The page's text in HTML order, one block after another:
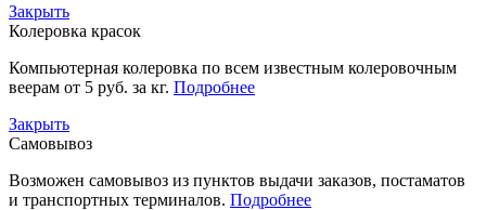
Закрыть
Колеровка красок
Компьютерная колеровка по всем известным колеровочным
веерам от 5 руб. за кг. Подробнее
Закрыть
Самовывоз
Возможен самовывоз из пунктов выдачи заказов, постаматов
и транспортных терминалов. Подробнее